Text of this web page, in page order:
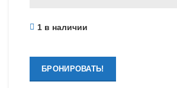
1 в наличии
БРОНИРОВАТЬ!